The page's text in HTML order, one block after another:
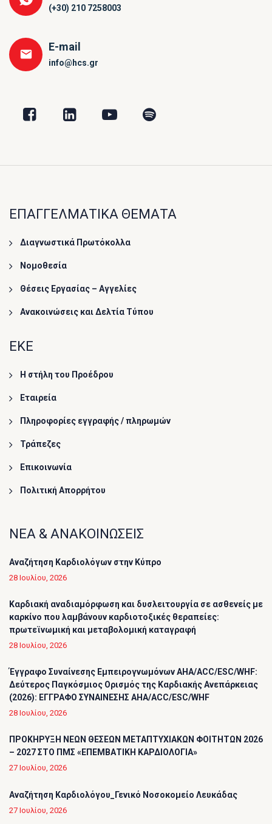
(+30) 210 7258003
E-mail
info@hcs.gr
ΕΠΑΓΓΕΛΜΑΤΙΚΑ ΘΕΜΑΤΑ
Διαγνωστικά Πρωτόκολλα
Νομοθεσία
Θέσεις Εργασίας – Αγγελίες
Ανακοινώσεις και Δελτία Τύπου
ΕΚΕ
Η στήλη του Προέδρου
Εταιρεία
Πληροφορίες εγγραφής / πληρωμών
Τράπεζες
Επικοινωνία
Πολιτική Απορρήτου
ΝΕΑ & ΑΝΑΚΟΙΝΩΣΕΙΣ
Αναζήτηση Καρδιολόγων στην Κύπρο
28 Ιουλίου, 2026
Καρδιακή αναδιαμόρφωση και δυσλειτουργία σε ασθενείς με
καρκίνο που λαμβάνουν καρδιοτοξικές θεραπείες:
πρωτεϊνωμική και μεταβολομική καταγραφή
28 Ιουλίου, 2026
Έγγραφο Συναίνεσης Εμπειρογνωμόνων AHA/ACC/ESC/WHF:
Δεύτερος Παγκόσμιος Ορισμός της Καρδιακής Ανεπάρκειας
(2026): ΕΓΓΡΑΦΟ ΣΥΝΑΙΝΕΣΗΣ AHA/ACC/ESC/WHF
28 Ιουλίου, 2026
ΠΡΟΚΗΡΥΞΗ ΝΕΩΝ ΘΕΣΕΩΝ ΜΕΤΑΠΤΥΧΙΑΚΩΝ ΦΟΙΤΗΤΩΝ 2026
– 2027 ΣΤΟ ΠΜΣ «ΕΠΕΜΒΑΤΙΚΗ ΚΑΡΔΙΟΛΟΓΙΑ»
27 Ιουλίου, 2026
Αναζήτηση Καρδιολόγου_Γενικό Νοσοκομείο Λευκάδας
27 Ιουλίου, 2026